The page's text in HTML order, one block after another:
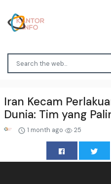
Iran Kecam
Dunia: Tim yang
1 month ago 25